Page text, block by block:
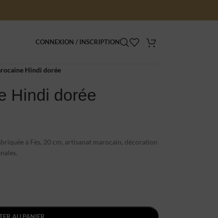
CONNEXION / INSCRIPTION
Hindi dorée
Hindi dorée
à Fès, 20 cm, artisanat marocain, décoration